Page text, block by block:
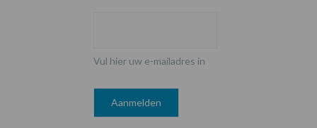
Vul hier uw e-mailadres in